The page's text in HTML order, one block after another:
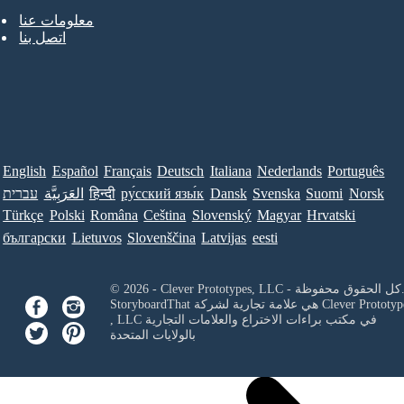
معلومات عنا
اتصل بنا
English Español Français Deutsch Italiana Nederlands Português
עברית العَرَبِيَّة हिन्दी ру́сский язы́к Dansk Svenska Suomi Norsk
Türkçe Polski Româna Ceština Slovenský Magyar Hrvatski
български Lietuvos Slovenščina Latvijas eesti
© 2026 - Clever Prototypes, LLC - كل الحقوق محفوظة.
StoryboardThat هي علامة تجارية لشركة Clever
, LLCفي مكتب براءات الاختراع والعلامات التجارية
بالولايات المتحدة